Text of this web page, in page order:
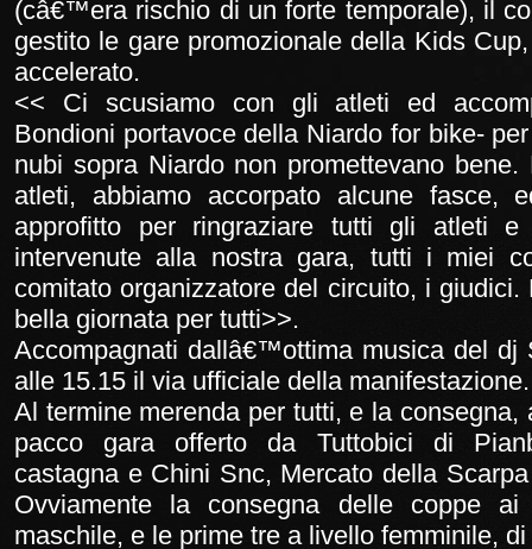
(câ€™era rischio di un forte temporale), il
gestito le gare promozionale della Kids
accelerato.
<< Ci scusiamo con gli atleti ed
Bondioni portavoce della Niardo for bike-
nubi sopra Niardo non promettevano
atleti, abbiamo accorpato alcune fasce,
approfitto per ringraziare tutti gli atleti
intervenute alla nostra gara, tutti i miei
comitato organizzatore del circuito, i
bella giornata per tutti>>.
Accompagnati dallâ€™ottima musica del dj
alle 15.15 il via ufficiale della manifestazione.
Al termine merenda per tutti, e la
pacco gara offerto da Tuttobici di
castagna e Chini Snc, Mercato della
Ovviamente la consegna delle coppe
maschile, e le prime tre a livello femminile,